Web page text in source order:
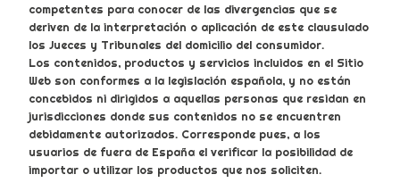
competentes para conocer de las divergencias que se
deriven de la interpretación o aplicación de este clausulado
los Jueces y Tribunales del domicilio del consumidor.
Los contenidos, productos y servicios incluidos en el Sitio
Web son conformes a la legislación española, y no están
concebidos ni dirigidos a aquellas personas que residan en
jurisdicciones donde sus contenidos no se encuentren
debidamente autorizados. Corresponde pues, a los
usuarios de fuera de España el verificar la posibilidad de
importar o utilizar los productos que nos soliciten.